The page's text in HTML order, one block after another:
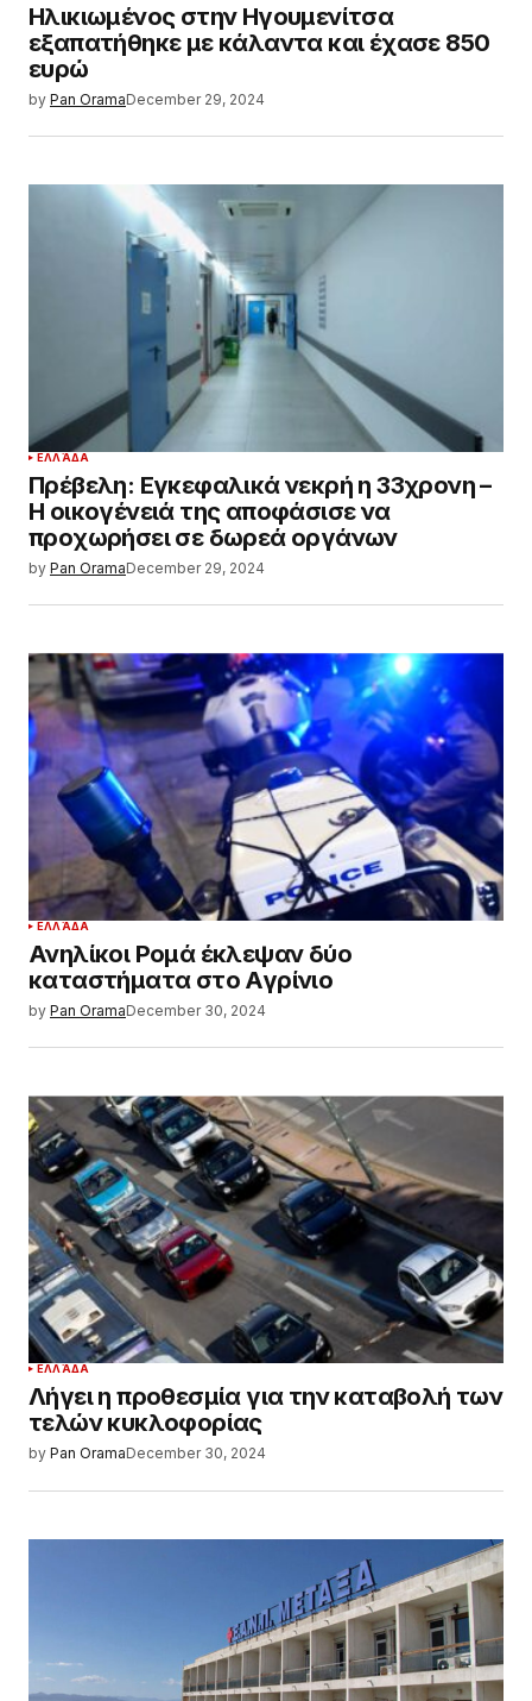
Ηλικιωμένος στην Ηγουμενίτσα
εξαπατήθηκε με κάλαντα και έχασε 850
ευρώ
by Pan OramaDecember 29, 2024
ΕΛΛΆΔΑ
Πρέβελη: Εγκεφαλικά νεκρή η 33χρονη –
Η οικογένειά της αποφάσισε να
προχωρήσει σε δωρεά οργάνων
by Pan OramaDecember 29, 2024
ΕΛΛΆΔΑ
Ανηλίκοι Ρομά έκλεψαν δύο
καταστήματα στο Αγρίνιο
by Pan OramaDecember 30, 2024
ΕΛΛΆΔΑ
Λήγει η προθεσμία για την καταβολή των
τελών κυκλοφορίας
by Pan OramaDecember 30, 2024